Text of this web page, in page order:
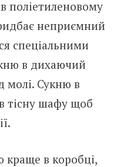
поліетиленовому
неприємний
спеціальними
в дихаючий
молі. Сукню в
тісну шафу щоб
краще в коробці,